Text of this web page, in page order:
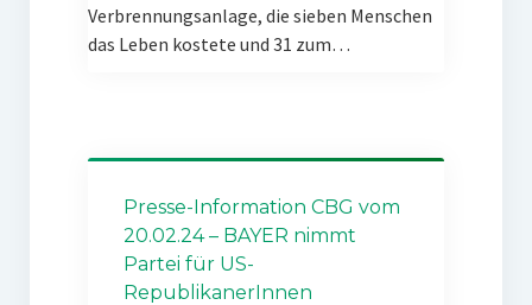
Verbrennungsanlage, die sieben Menschen
das Leben kostete und 31 zum…
Presse-Information CBG vom
20.02.24 – BAYER nimmt
Partei für US-
RepublikanerInnen